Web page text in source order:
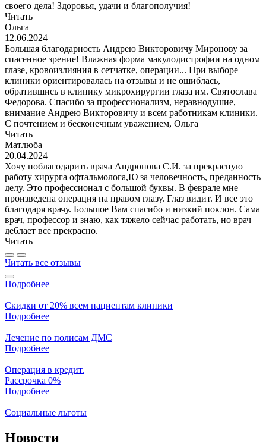
своего дела! Здоровья, удачи и благополучия!
Читать
Ольга
12.06.2024
Большая благодарность Андрею Викторовичу Миронову за
спасенное зрение! Влажная форма макулодистрофии на одном
глазе, кровоизлияния в сетчатке, операции... При выборе
клиники ориентировалась на отзывы и не ошиблась,
обратившись в клинику микрохирургии глаза им. Святослава
Федорова. Спасибо за профессионализм, неравнодушие,
внимание Андрею Викторовичу и всем работникам клиники.
С почтением и бесконечным уважением, Ольга
Читать
Матлюба
20.04.2024
Хочу поблагодарить врача Андронова С.И. за прекрасную
работу хирурга офтальмолога,Ю за человечность, преданность
делу. Это профессионал с большой буквы. В феврале мне
произведена операция на правом глазу. Глаз видит. И все это
благодаря врачу. Большое Вам спасибо и низкий поклон. Сама
врач, профессор и знаю, как тяжело сейчас работать, но врач
де6лает все прекрасно.
Читать
Читать все отзывы
Подробнее
Скидки от 20% всем пациентам клиники
Подробнее
Лечение по полисам ДМС
Подробнее
Операция в кредит.
Рассрочка 0%
Подробнее
Социальные льготы
Новости